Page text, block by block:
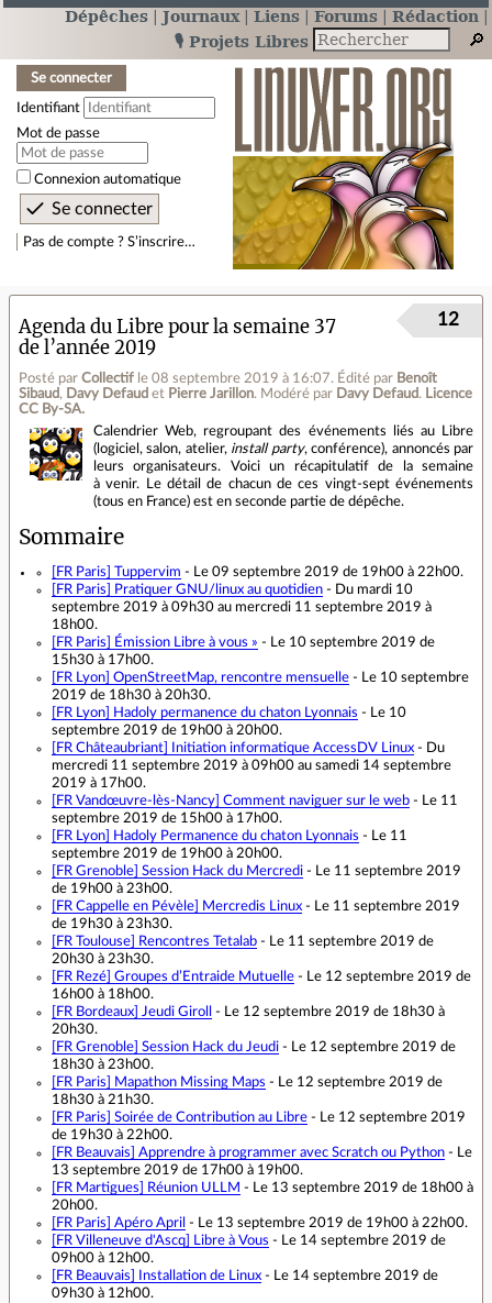
Dépêches Journaux Liens Forums
Rédaction
🎙️ Projets Libres
Se connecter
Identifiant
Mot de passe
Connexion automatique
Pas de compte ? S’inscrire…
Agenda du Libre pour la semaine 37
de l’année 2019
Posté par Collectif le 08 septembre 2019 à 16:07. Édité par Benoît
Sibaud, Davy Defaud et Pierre Jarillon. Modéré par Davy Defaud. Licence
CC By‑SA.
12
Calendrier Web, regroupant des événements liés au Libre
(logiciel, salon, atelier, install party, conférence), annoncés par
leurs organisateurs. Voici un récapitulatif de la semaine
à venir. Le détail de chacun de ces vingt‐sept événements
(tous en France) est en seconde partie de dépêche.
Sommaire
[FR Paris] Tuppervim - Le 09 septembre 2019 de 19h00 à 22h00.
[FR Paris]
Pratiquer GNU/linux au quotidien - Du mardi 10
septembre 2019 à 09h30 au mercredi 11 septembre 2019 à
18h00.
[FR Paris]
Émission Libre à vous » - Le 10 septembre 2019 de
15h30 à 17h00.
[FR Lyon] OpenStreetMap, rencontre mensuelle - Le 10 septembre
2019 de 18h30 à 20h30.
[FR Lyon]
Hadoly permanence du chaton Lyonnais - Le 10
septembre 2019 de 19h00 à 20h00.
[FR Châteaubriant]
Initiation informatique AccessDV Linux - Du
mercredi 11 septembre 2019 à 09h00 au samedi 14 septembre
2019 à 17h00.
[FR Vandœuvre-lès-Nancy] Comment naviguer sur le web - Le 11
septembre 2019 de 15h00 à 17h00.
[FR Lyon]
Hadoly Permanence du chaton Lyonnais - Le 11
septembre 2019 de 19h00 à 20h00.
[FR Grenoble] Session Hack du Mercredi - Le 11 septembre 2019
de 19h00 à 23h00.
[FR Cappelle en Pévèle]
Mercredis Linux - Le 11 septembre 2019
de 19h30 à 23h30.
[FR Toulouse]
Rencontres Tetalab - Le 11 septembre 2019 de
20h30 à 23h30.
[FR Rezé] Groupes d’Entraide Mutuelle - Le 12 septembre 2019 de
16h00 à 18h00.
[FR Bordeaux]
Jeudi Giroll
- Le 12 septembre 2019 de 18h30 à
20h30.
[FR Grenoble] Session Hack du Jeudi - Le 12 septembre 2019 de
18h30 à 23h00.
[FR Paris]
Mapathon Missing Maps - Le 12 septembre 2019 de
18h30 à 21h30.
[FR Paris] Soirée de Contribution au Libre - Le 12 septembre 2019
de 19h30 à 22h00.
[FR Beauvais] Apprendre à programmer avec Scratch ou Python - Le
13 septembre 2019 de 17h00 à 19h00.
[FR Martigues]
Réunion ULLM - Le 13 septembre 2019 de 18h00 à
20h00.
[FR Paris] Apéro April - Le 13 septembre 2019 de 19h00 à 22h00.
[FR Villeneuve d'Ascq]
Libre à Vous - Le 14 septembre 2019 de
09h00 à 12h00.
[FR Beauvais]
Installation de Linux - Le 14 septembre 2019 de
09h30 à 12h00.